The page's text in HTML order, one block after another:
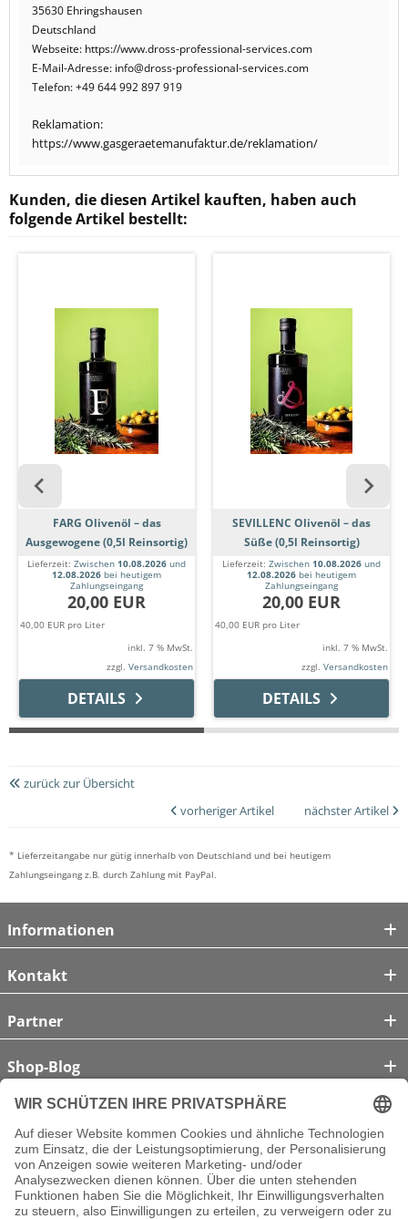
35630 Ehringshausen
Deutschland
Webseite: https://www.dross-professional-services.com
E-Mail-Adresse: info@dross-professional-services.com
Telefon: +49 644 992 897 919
Reklamation:
https://www.gasgeraetemanufaktur.de/reklamation/
Kunden, die diesen Artikel kauften, haben auch
folgende Artikel bestellt:
FARG Olivenöl – das
Ausgewogene (0,5l Reinsortig)
Lieferzeit: Zwischen 10.08.2026 und
12.08.2026 bei heutigem
Zahlungseingang
20,00 EUR
40,00 EUR pro Liter
inkl. 7 % MwSt.
zzgl. Versandkosten
DETAILS
SEVILLENC Olivenöl – das
Süße (0,5l Reinsortig)
Lieferzeit: Zwischen 10.08.2026 und
12.08.2026 bei heutigem
Zahlungseingang
20,00 EUR
40,00 EUR pro Liter
inkl. 7 % MwSt.
zzgl. Versandkosten
DETAILS
zurück zur Übersicht
vorheriger Artikel
nächster Artikel
* Lieferzeitangabe nur gütig innerhalb von Deutschland und bei heutigem
Zahlungseingang z.B. durch Zahlung mit PayPal.
Informationen
Shop-Blog
Partner
Kontakt
Unsere Zahlungsarten